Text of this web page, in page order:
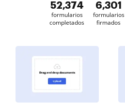
52,374
formularios
completados
6,301
formularios
firmados